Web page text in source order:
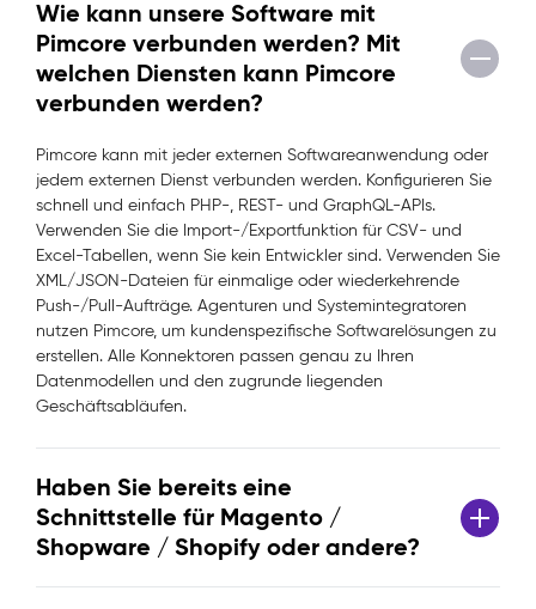
Wie kann unsere Software mit
Pimcore verbunden werden? Mit
welchen Diensten kann Pimcore
verbunden werden?
Pimcore kann mit jeder externen Softwareanwendung oder
jedem externen Dienst verbunden werden. Konfigurieren Sie
schnell und einfach PHP-, REST- und GraphQL-APIs.
Verwenden Sie die Import-/Exportfunktion für CSV- und
Excel-Tabellen, wenn Sie kein Entwickler sind. Verwenden Sie
XML/JSON-Dateien für einmalige oder wiederkehrende
Push-/Pull-Aufträge. Agenturen und Systemintegratoren
nutzen Pimcore, um kundenspezifische Softwarelösungen zu
erstellen. Alle Konnektoren passen genau zu Ihren
Datenmodellen und den zugrunde liegenden
Geschäftsabläufen.
Haben Sie bereits eine
Schnittstelle für Magento /
Shopware / Shopify oder andere?